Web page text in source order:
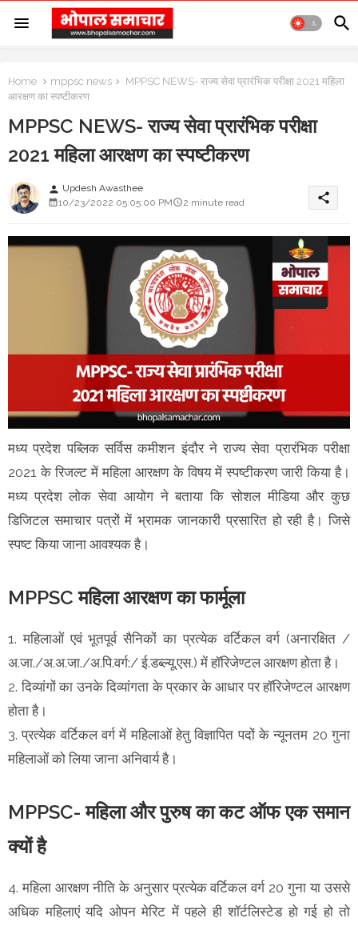
Home mppsc news
MPPSC NEWS- राज्य सेवा प्रारंभिक परीक्षा 2021 महिला
आरक्षण का स्पष्टीकरण
MPPSC NEWS- राज्य सेवा प्रारंभिक परीक्षा
2021 महिला आरक्षण का स्पष्टीकरण
person Updesh Awasthee
10/23/2022 05:05:00 PM
2 minute read share
मध्य प्रदेश पब्लिक सर्विस कमीशन इंदौर ने राज्य सेवा प्रारंभिक परीक्षा
2021 के रिजल्ट में महिला आरक्षण के विषय में स्पष्टीकरण जारी किया है।
मध्य प्रदेश लोक सेवा आयोग ने बताया कि सोशल मीडिया और कुछ
डिजिटल समाचार पत्रों में भ्रामक जानकारी प्रसारित हो रही है। जिसे
स्पष्ट किया जाना आवश्यक है।
MPPSC महिला आरक्षण का फार्मूला
1. महिलाओं एवं भूतपूर्व सैनिकों का प्रत्येक वर्टिकल वर्ग (अनारक्षित /
अ.जा./अ.अ.जा./अ.पि.वर्ग:/ ई.डब्ल्यू.एस.) में हॉरिजेण्टल आरक्षण होता है।
2. दिव्यांगों का उनके दिव्यांगता के प्रकार के आधार पर हॉरिजेण्टल आरक्षण
होता है।
3. प्रत्येक वर्टिकल वर्ग में महिलाओं हेतु विज्ञापित पदों के न्यूनतम 20 गुना
महिलाओं को लिया जाना अनिवार्य है।
MPPSC- महिला और पुरुष का कट ऑफ एक समान
क्यों है
4. महिला आरक्षण नीति के अनुसार प्रत्येक वर्टिकल वर्ग 20 गुना या उससे
अधिक महिलाएं यदि ओपन मेरिट में पहले ही शॉर्टलिस्टेड हो गई हो तो